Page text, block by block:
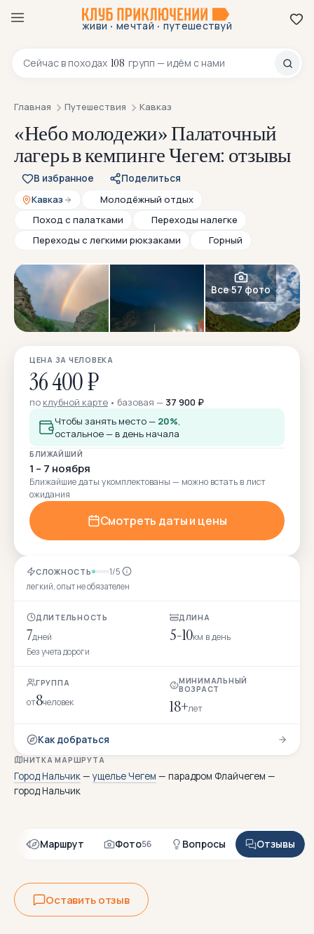
живи · мечтай · путешествуй
Сейчас в походах 108 групп — идём с нами
8 800 200-70-23
Главная Путешествия Кавказ
«Небо молодежи» Палаточный
лагерь в кемпинге Чегем: отзывы
В избранное
Поделиться
Кавказ
Молодёжный отдых
Поход с палатками
Переходы налегке
Переходы с легкими рюкзаками
Горный
Все 57 фото
СЛОЖНОСТЬ 1/5
легкий, опыт не обязателен
ДЛИТЕЛЬНОСТЬ
7дней
Без учета дороги
ДЛИНА
5-10км в день
ГРУППА
от8человек
МИНИМАЛЬНЫЙ
ВОЗРАСТ
18+лет
Как добраться
НИТКА МАРШРУТА
Город Нальчик— ущелье Чегем — парадром Флайчегем —
город Нальчик
ЦЕНА ЗА ЧЕЛОВЕКА
36 400 ₽
по клубной карте базовая — 37 900 ₽
Чтобы занять место — 20%,
остальное — в день начала
БЛИЖАЙШИЙ
1 – 7 ноября
Ближайшие даты укомплектованы — можно встать в лист
ожидания
Смотреть даты и цены
Маршрут Фото56 Вопросы Отзывы
Оставить отзыв